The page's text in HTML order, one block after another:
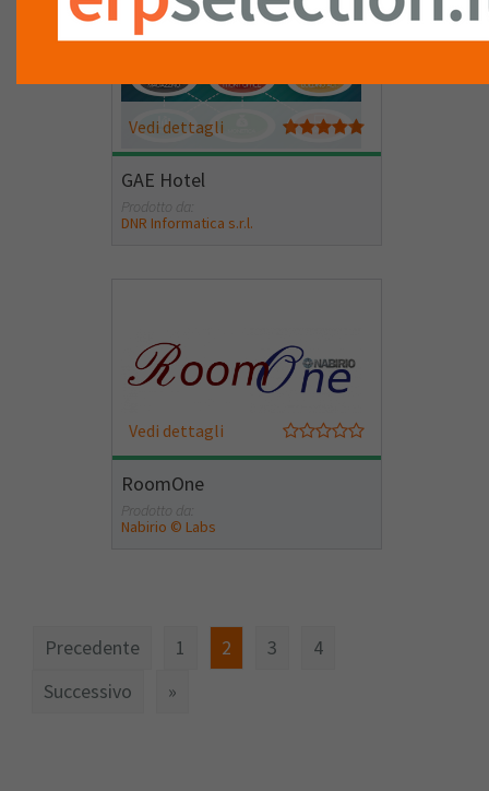
Vedi dettagli
GAE Hotel
Prodotto da:
DNR Informatica s.r.l.
Vedi dettagli
RoomOne
Prodotto da:
Nabirio © Labs
Precedente 1 2 3
4
Successivo
»